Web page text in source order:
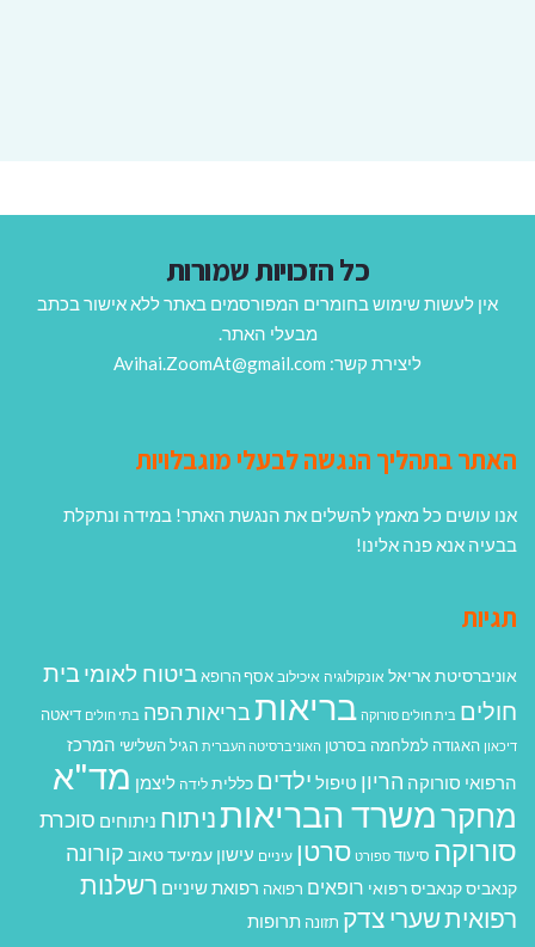
כל הזכויות שמורות
אין לעשות שימוש בחומרים המפורסמים באתר ללא אישור בכתב
מבעלי האתר.
ליצירת קשר: Avihai.ZoomAt@gmail.com
האתר בתהליך הנגשה לבעלי מוגבלויות
אנו עושים כל מאמץ להשלים את הנגשת האתר! במידה ונתקלת
בבעיה אנא פנה אלינו!
תגיות
אוניברסיטת אריאל אונקולוגיה איכילוב אסף הרופא ביטוח לאומיבית
חולים בית חולים סורוקה בריאותבריאות הפה בתי חולים דיאטה
דיכאון האגודה למלחמה בסרטן האוניברסיטה העברית הגיל השלישי המרכז
הרפואי סורוקה הריון טיפול ילדים כללית לידה ליצמן מד"א
מחקרמשרד הבריאותניתוח ניתוחים סוכרת
סורוקה סיעוד ספורט סרטן עיניים עישון עמיעד טאוב קורונה
קנאביסקנאביס רפואי רופאים רפואה רפואת שיניים רשלנות
רפואיתשערי צדק תזונה תרופות